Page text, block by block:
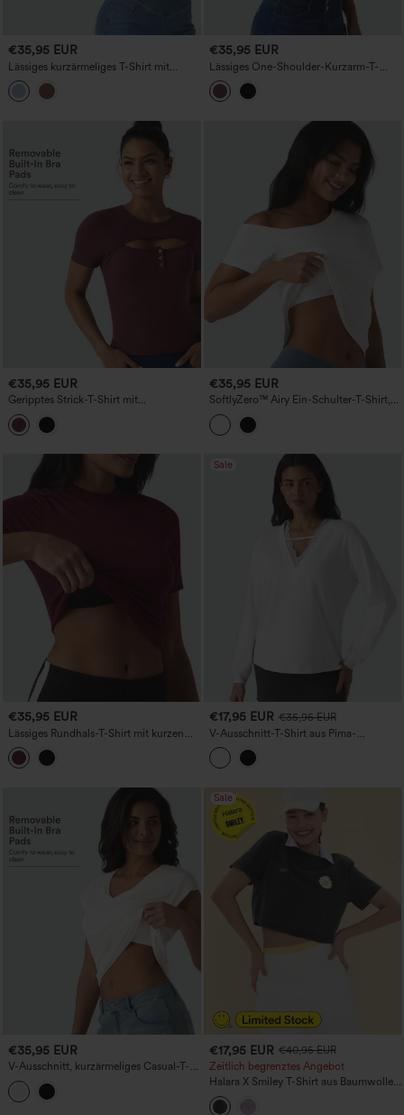
€35,95 EUR
Lässiges kurzärmeliges T-Shirt mit
hohem Stretch, eckigem Ausschnitt und
integriertem BH, für Cup-Größen B-DD
€35,95 EUR
Lässiges One-Shoulder-Kurzarm-T-
Shirt mit Raffung und integriertem BH
€35,95 EUR
Geripptes Strick-T-Shirt mit
Rundhalsausschnitt, Cut-out, kurzen
Ärmeln und integriertem BH – lässig
€35,95 EUR
SoftlyZero™ Airy Ein-Schulter-T-Shirt,
gerafft mit Schlitz und integriertem BH,
Cool-Touch, Casual
€35,95 EUR
Lässiges Rundhals-T-Shirt mit kurzen
Ärmeln und integriertem BH
Sale
€17,95 EUR €35,95 EUR
V-Ausschnitt-T-Shirt aus Pima-
Baumwolle mit Kontrastspitze und
langen Ärmeln, lässig
€35,95 EUR
V-Ausschnitt, kurzärmeliges Casual-T-
Shirt mit integriertem BH, für
Körbchengrößen B-DD
Sale
€17,95 EUR €40,95 EUR
Zeitlich begrenztes Angebot
Halara X Smiley T-Shirt aus Baumwolle
mit Rundhalsausschnitt, kurzen Ärmeln,
im Washed-Look, lässig